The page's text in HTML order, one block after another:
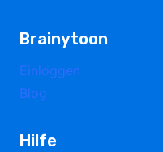
Brainytoon
Einloggen
Blog
Hilfe